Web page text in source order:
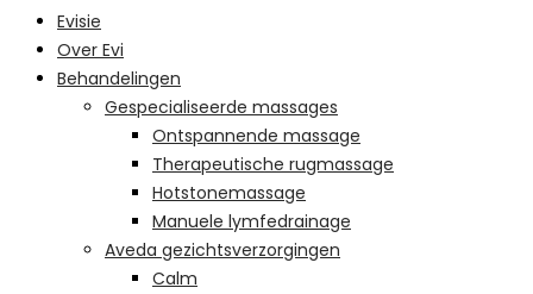
Evisie
Over Evi
Behandelingen
Gespecialiseerde massages
Ontspannende massage
Therapeutische rugmassage
Hotstonemassage
Manuele lymfedrainage
Aveda gezichtsverzorgingen
Calm